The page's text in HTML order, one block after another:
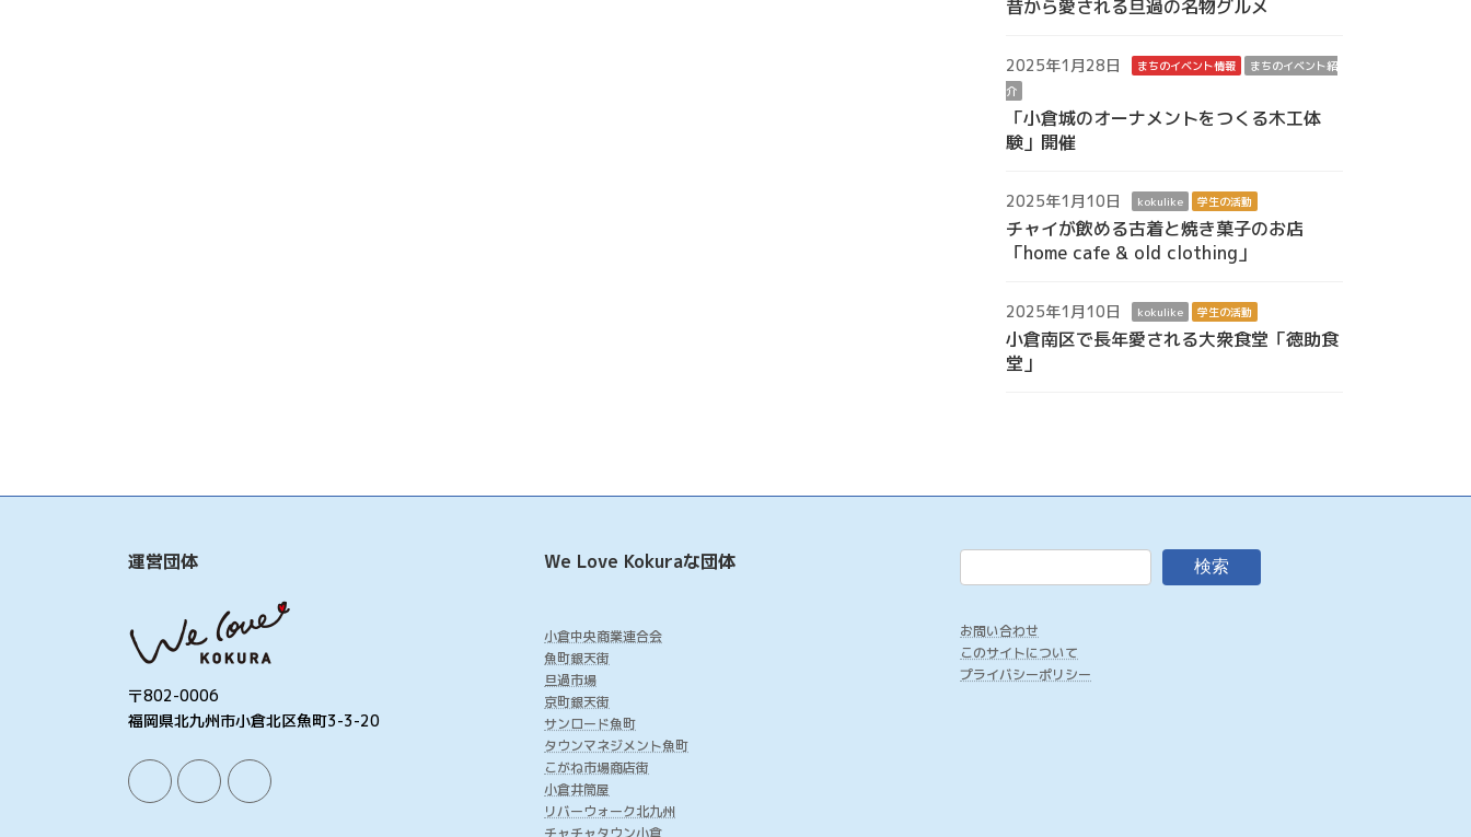
昔から愛される旦過の名物グルメ
2025年1月28日 まちのイベント情報
まちのイベント紹
介
「小倉城のオーナメントをつくる木工体
験」開催
2025年1月10日 kokulike 学生の活動
チャイが飲める古着と焼き菓子のお店
「home cafe & old clothing」
2025年1月10日 kokulike 学生の活動
小倉南区で長年愛される大衆食堂「徳助食
堂」
運営団体
〒802-0006
福岡県北九州市小倉北区魚町3-3-20
We Love Kokuraな団体
小倉中央商業連合会
魚町銀天街
旦過市場
京町銀天街
サンロード魚町
タウンマネジメント魚町
こがね市場商店街
小倉井筒屋
リバーウォーク北九州
チャチャタウン小倉
検索
お問い合わせ
このサイトについて
プライバシーポリシー